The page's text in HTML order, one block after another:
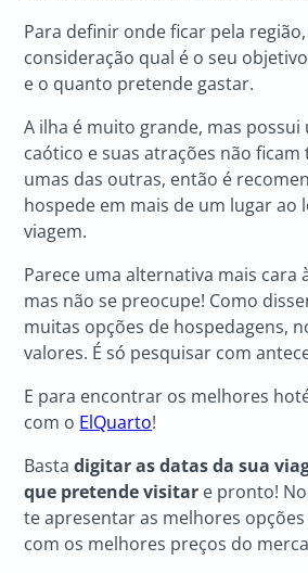
Para definir onde ficar pela
consideração qual é o seu
e o quanto pretende gastar.
A ilha é muito grande, mas
caótico e suas atrações não
umas das outras, então é
hospede em mais de um lugar ao
viagem.
Parece uma alternativa mais cara
mas não se preocupe! Como
muitas opções de hospedagens,
valores. É só pesquisar com
E para encontrar os melhores
com o ElQuarto!
Bastadigitar as datas da sua
que pretende visitar e pronto!
te apresentar as melhores
com os melhores preços do